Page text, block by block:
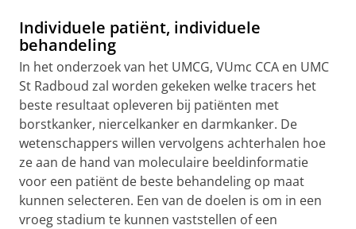
Individuele patiënt, individuele
behandeling
In het onderzoek van het UMCG, VUmc CCA en UMC
St Radboud zal worden gekeken welke tracers het
beste resultaat opleveren bij patiënten met
borstkanker, niercelkanker en darmkanker. De
wetenschappers willen vervolgens achterhalen hoe
ze aan de hand van moleculaire beeldinformatie
voor een patiënt de beste behandeling op maat
kunnen selecteren. Een van de doelen is om in een
vroeg stadium te kunnen vaststellen of een